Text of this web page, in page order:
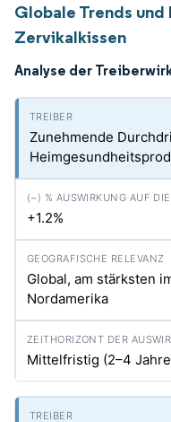
Globale Trends
Zervikalkissen
Analyse der
Zunehmende
+1.2%
Global, am stärksten
Nordamerika
Mittelfristig (2–4